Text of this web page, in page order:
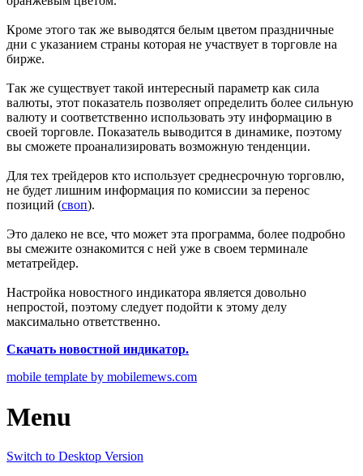
Кроме этого так же выводятся белым цветом праздничные
дни с указанием страны которая не участвует в торговле на
бирже.
Так же существует такой интересный параметр как сила
валюты, этот показатель позволяет определить более сильную
валюту и соответственно использовать эту информацию в
своей торговле. Показатель выводится в динамике, поэтому
вы сможете проанализировать возможную тенденции.
Для тех трейдеров кто использует среднесрочную торговлю,
не будет лишним информация по комиссии за перенос
позиций (своп).
Это далеко не все, что может эта программа, более подробно
вы смежите ознакомится с ней уже в своем терминале
метатрейдер.
Настройка новостного индикатора является довольно
непростой, поэтому следует подойти к этому делу
максимально ответственно.
Скачать новостной индикатор.
mobile template by mobilemews.com
Menu
Switch to Desktop Version